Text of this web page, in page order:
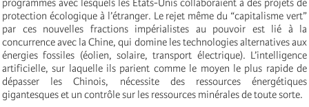
programmes avec lesquels les États-Unis collaboraient à des projets de
protection écologique à l’étranger. Le rejet même du “capitalisme vert”
par ces nouvelles fractions impérialistes au pouvoir est lié à la
concurrence avec la Chine, qui domine les technologies alternatives aux
énergies fossiles (éolien, solaire, transport électrique). L’intelligence
artificielle, sur laquelle ils parient comme le moyen le plus rapide de
dépasser les Chinois, nécessite des ressources énergétiques
gigantesques et un contrôle sur les ressources minérales de toute sorte.